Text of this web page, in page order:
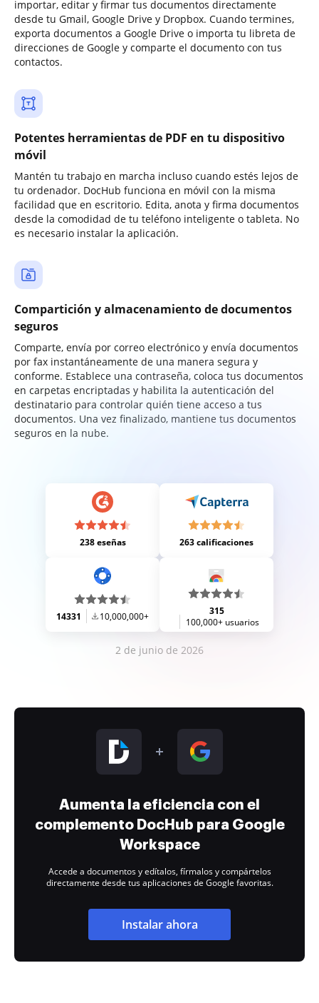
importar, editar y firmar tus documentos directamente
desde tu Gmail, Google Drive y Dropbox. Cuando termines,
exporta documentos a Google Drive o importa tu libreta de
direcciones de Google y comparte el documento con tus
contactos.
Potentes herramientas de PDF en tu dispositivo
móvil
Mantén tu trabajo en marcha incluso cuando estés lejos de
tu ordenador. DocHub funciona en móvil con la misma
facilidad que en escritorio. Edita, anota y firma documentos
desde la comodidad de tu teléfono inteligente o tableta. No
es necesario instalar la aplicación.
Compartición y almacenamiento de documentos
seguros
Comparte, envía por correo electrónico y envía documentos
por fax instantáneamente de una manera segura y
conforme. Establece una contraseña, coloca tus documentos
en carpetas encriptadas y habilita la autenticación del
destinatario para controlar quién tiene acceso a tus
documentos. Una vez finalizado, mantiene tus documentos
seguros en la nube.
238 eseñas 263 calificaciones
14331 10,000,000+
315
100,000+ usuarios
2 de junio de 2026
Aumenta la eficiencia con el
complemento DocHub para Google
Workspace
Accede a documentos y edítalos, fírmalos y compártelos
directamente desde tus aplicaciones de Google favoritas.
Instalar ahora